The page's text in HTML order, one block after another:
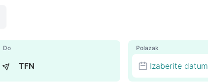
Do Polazak
Izaberite datum